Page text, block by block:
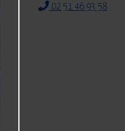
02 51 46 93 58